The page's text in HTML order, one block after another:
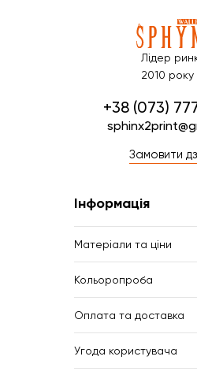
Лідер
2010 року
+38 (073)
Замовити
Інформація
Матеріали та ціни
Кольоропроба
Оплата та доставка
Угода користувача